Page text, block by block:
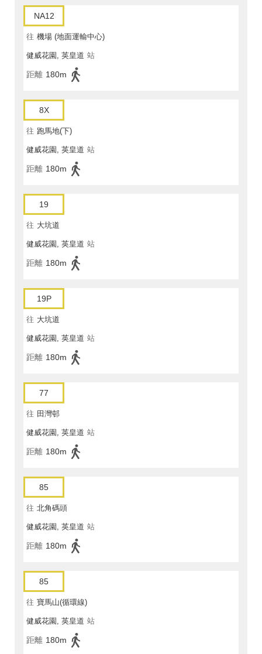
NA12
往 機場 (地面運輸中心)
健威花園, 英皇道 站
距離 180m
8X
往 跑馬地(下)
健威花園, 英皇道 站
距離 180m
19
往 大坑道
健威花園, 英皇道 站
距離 180m
19P
往 大坑道
健威花園, 英皇道 站
距離 180m
77
往 田灣邨
健威花園, 英皇道 站
距離 180m
85
往 北角碼頭
健威花園, 英皇道 站
距離 180m
85
往 寶馬山(循環線)
健威花園, 英皇道 站
距離 180m